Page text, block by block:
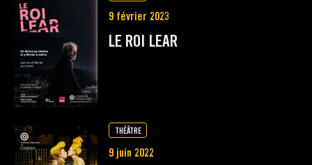
9 février 2023
LE ROI LEAR
THÉÂTRE
9 juin 2022